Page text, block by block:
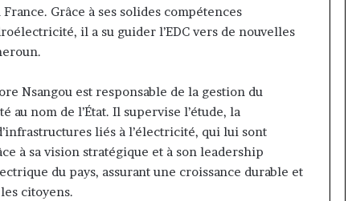
Grâce à ses solides compétences
il a su guider l’EDC vers de nouvelles
Nsangou est responsable de la gestion du
nom de l’État. Il supervise l’étude, la
liés à l’électricité, qui lui sont
à sa vision stratégique et à son leadership
du pays, assurant une croissance durable et
citoyens.